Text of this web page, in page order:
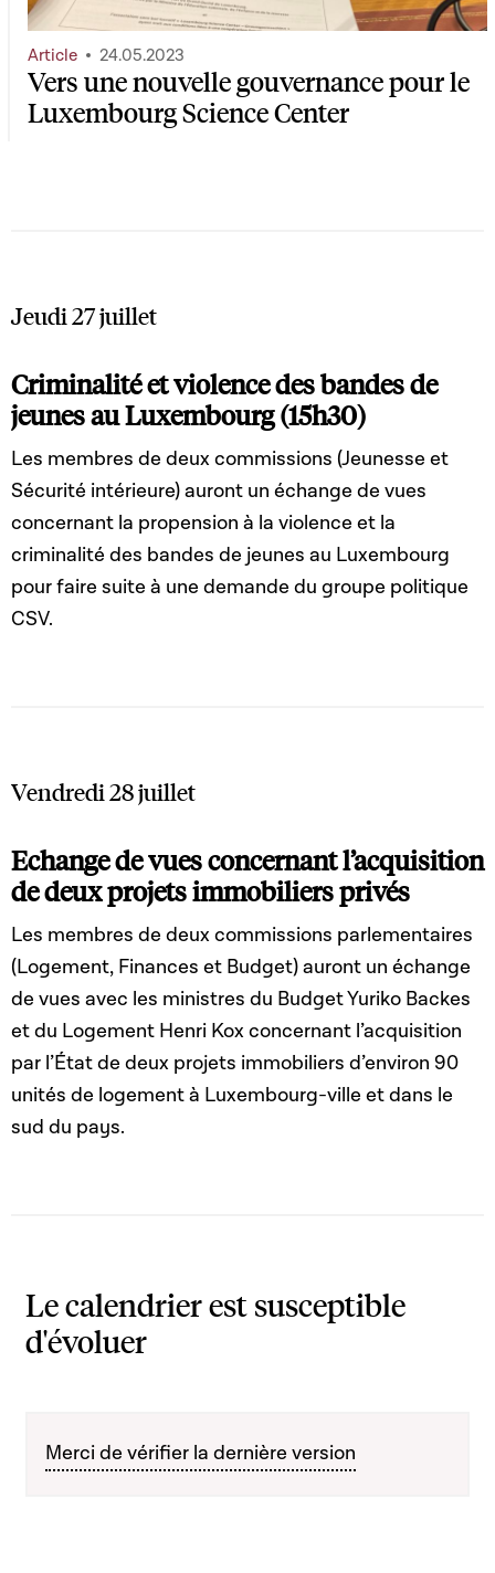
Vers une nouvelle gouvernance pour le
Luxembourg Science Center
Article 24.05.2023
Jeudi 27 juillet
Criminalité et violence des bandes de
jeunes au Luxembourg (15h30)
Les membres de deux commissions (Jeunesse et
Sécurité intérieure) auront un échange de vues
concernant la propension à la violence et la
criminalité des bandes de jeunes au Luxembourg
pour faire suite à une demande du groupe politique
CSV.
Vendredi 28 juillet
Echange de vues concernant l’acquisition
de deux projets immobiliers privés
Les membres de deux commissions parlementaires
(Logement, Finances et Budget) auront un échange
de vues avec les ministres du Budget Yuriko Backes
et du Logement Henri Kox concernant l’acquisition
par l’État de deux projets immobiliers d’environ 90
unités de logement à Luxembourg-ville et dans le
sud du pays.
Le calendrier est susceptible
d'évoluer
Merci de vérifier la dernière version